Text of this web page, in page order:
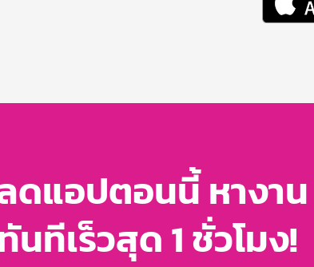
ดแอปตอนนี้ หางาน
นทีเร็วสุด 1 ชั่วโมง!